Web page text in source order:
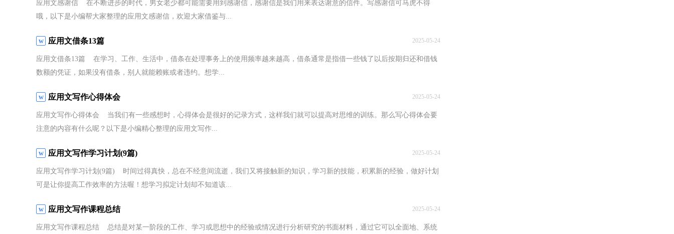
应用文感谢信 在不断进步的时代，男女老少都可能需要用到感谢信，感谢信是我们用来表达谢意的信件。写感谢信可马虎不得
哦，以下是小编帮大家整理的应用文感谢信，欢迎大家借鉴与...
应用文借条13篇
应用文借条13篇 在学习、工作、生活中，借条在处理事务上的使用频率越来越高，借条通常是指借一些钱了以后按期归还和借钱
数额的凭证，如果没有借条，别人就能赖账或者违约。想学...
2025-05-24
应用文写作心得体会
应用文写作心得体会 当我们有一些感想时，心得体会是很好的记录方式，这样我们就可以提高对思维的训练。那么写心得体会要
注意的内容有什么呢？以下是小编精心整理的应用文写作...
2025-05-24
应用文写作学习计划(9篇)
应用文写作学习计划(9篇) 时间过得真快，总在不经意间流逝，我们又将接触新的知识，学习新的技能，积累新的经验，做好计划
可是让你提高工作效率的方法喔！想学习拟定计划却不知道该...
2025-05-24
应用文写作课程总结
应用文写作课程总结 总结是对某一阶段的工作、学习或思想中的经验或情况进行分析研究的书面材料，通过它可以全面地、系统
2025-05-24